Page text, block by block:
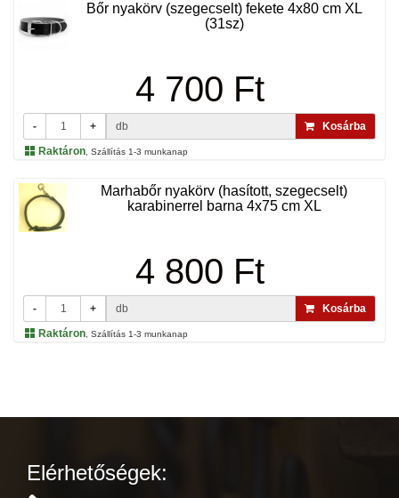
Bőr nyakörv (szegecselt) fekete 4x80 cm XL
(31sz)
4 700 Ft
- + db
Kosárba
Raktáron , Szállítás 1-3 munkanap
Marhabőr nyakörv (hasított, szegecselt)
karabinerrel barna 4x75 cm XL
4 800 Ft
- + db
Kosárba
Raktáron , Szállítás 1-3 munkanap
Elérhetőségek: